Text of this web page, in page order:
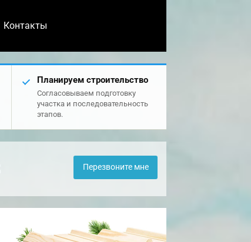
Контакты
Планируем строительство
Согласовываем подготовку
участка и последовательность
этапов.
Перезвоните мне